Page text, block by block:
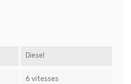
Diesel
6 vitesses